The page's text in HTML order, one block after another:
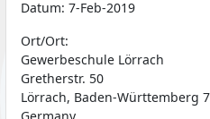
Datum: 7-Feb-2019
Ort/Ort:
Gewerbeschule Lörrach
Gretherstr. 50
Lörrach, Baden-Württemberg